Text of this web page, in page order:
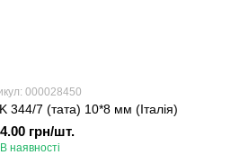
000028450
344/7 (тата) 10*8 мм (Італія)
грн/шт.
В наявності